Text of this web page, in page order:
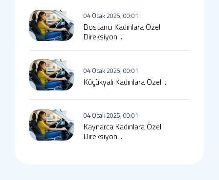
04 Ocak 2025, 00:01
Bostancı Kadınlara Özel
Direksiyon ...
04 Ocak 2025, 00:01
Küçükyalı Kadınlara Özel ...
04 Ocak 2025, 00:01
Kaynarca Kadınlara Özel
Direksiyon ...